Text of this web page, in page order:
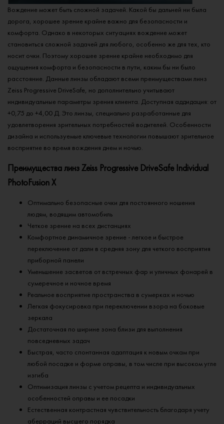
Вождение может быть сложной задачей. Какой бы дальней ни была
дорога, хорошее зрение крайне важно для безопасности и
комфорта. Однако в некоторых ситуациях вождение может
становиться сложной задачей для любого, особенно же для тех, кто
носит очки. Поэтому хорошее зрение крайне необходимо для
ощущения комфорта и безопасности в пути, каким бы ни было
расстояние. Данные линзы обладают всеми преимуществами линз
Zeiss Progressive DriveSafe, но дополнительно учитывают
индивидуальные параметры зрения клиента. Доступная аддидация: от
+0,75 до +4,00 Д. Это линзы, специально разработанные для
удовлетворения зрительных потребностей водителей. Особенности
дизайна и используемые ключевые технологии повышают зрительное
восприятие во время вождения днем и ночью.
Преимущества линз Zeiss Progressive DriveSafe Individual
PhotoFusion X
Оптимально безопасные очки для постоянного ношения
людям, водящим автомобиль
Четкое зрение на всех дистанциях
Комфортное динамичное зрение - легкое и быстрое
переключение от дали в средняя зону для четкого восприятия
приборной панели
Уменьшение засветов от встречных фар и уличных фонарей в
сумеречное и ночное время
Реальное восприятие пространства в сумерках и ночью
Легкая фокусировка при переключении взора на боковые
зеркала
Достаточная по ширине зона близи для выполнения
повседневных задач
Быстрая, часто спонтанная адаптация к новым очкам при
любой посадке и форме оправы, в том числе при высоком угле
изгиба
Оптимизация линзы с учетом рецепта и индивидуальных
особенностей оправы и ее посадки
Естественная контрастная чувствительность благодаря учету
аберраций высшего порядка